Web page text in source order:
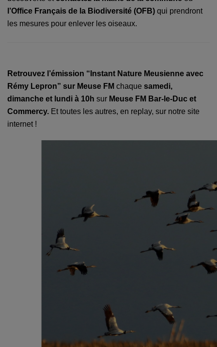
l’Office Français de la Biodiversité (OFB) qui prendront
les mesures pour enlever les oiseaux.
Retrouvez l’émission “Instant Nature Meusienne avec
Rémy Lepron” sur Meuse FM chaque samedi,
dimanche et lundi à 10h sur Meuse FM Bar-le-Duc et
Commercy. Et toutes les autres, en replay, sur notre site
internet !